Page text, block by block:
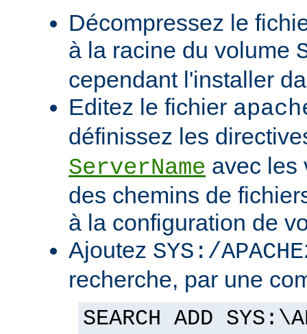
Décompressez le
à la racine du volume
cependant l'installer
Editez le fichier
définissez les
ServerName avec les
des chemins de
à la configuration de
Ajoutez SYS:/
recherche, par une
SEARCH ADD